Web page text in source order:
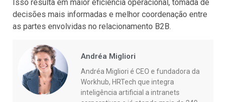
Isso resulta em maior eficiência operacional, tomada de
decisões mais informadas e melhor coordenação entre
as partes envolvidas no relacionamento B2B.
Andréa Migliori
Andréa Migliori é CEO e fundadora da
Workhub, HRTech que integra
inteligência artificial a intranets